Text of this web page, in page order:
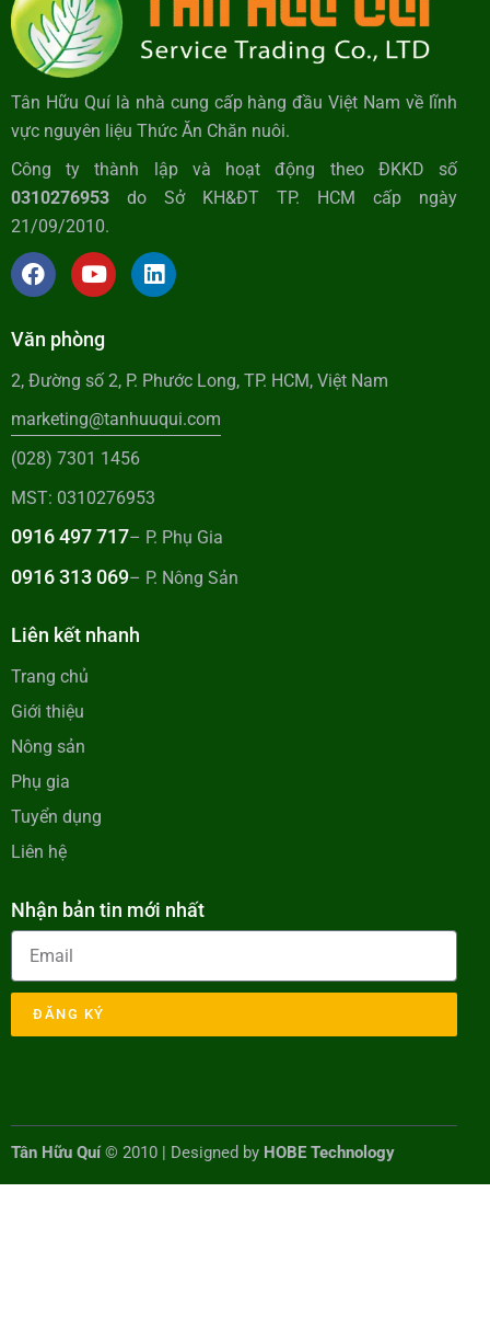
Tân Hữu Quí là nhà cung cấp hàng đầu Việt Nam về lĩnh
vực nguyên liệu Thức Ăn Chăn nuôi.
Công ty thành lập và hoạt động theo ĐKKD số
0310276953 do Sở KH&ĐT TP. HCM cấp ngày
21/09/2010.
Văn phòng
2, Đường số 2, P. Phước Long, TP. HCM, Việt Nam
marketing@tanhuuqui.com
(028) 7301 1456
MST: 0310276953
0916 497 717– P. Phụ Gia
0916 313 069– P. Nông Sản
Liên kết nhanh
Trang chủ
Giới thiệu
Nông sản
Phụ gia
Tuyển dụng
Liên hệ
Nhận bản tin mới nhất
ĐĂNG KÝ
Tân Hữu Quí© 2010 | Designed by HOBE Technology